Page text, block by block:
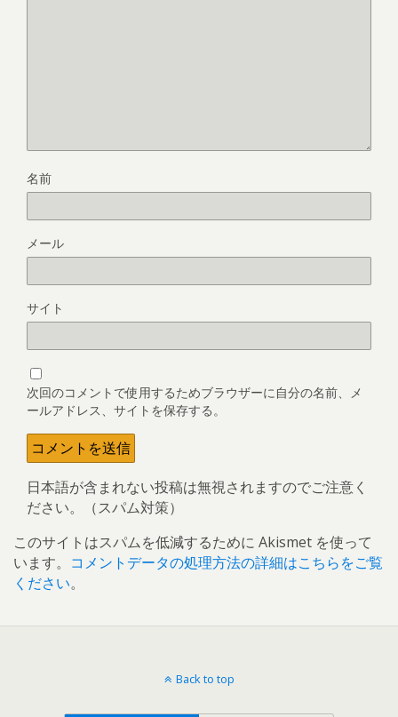
名前
メール
サイト
次回のコメントで使用するためブラウザーに自分の名前、メ
ールアドレス、サイトを保存する。
日本語が含まれない投稿は無視されますのでご注意く
ださい。（スパム対策）
このサイトはスパムを低減するために Akismet を使って
います。 コメントデータの処理方法の詳細はこちらをご覧
ください。
Back to top